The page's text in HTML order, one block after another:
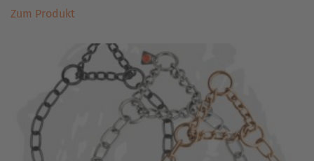
Zum ProduktProdukt
mehrere
Varianten
auf.
Optionen
können